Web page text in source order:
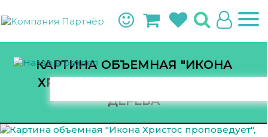
КАРТИНА ОБЪЕМНАЯ "ИКОНА
ХРИСТОС ПРОПОВЕДУЕТ", ИЗ
ДЕРЕВА